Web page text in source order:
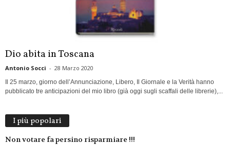
Dio abita in Toscana
Antonio Socci - 28 Marzo 2020
Il 25 marzo, giorno dell’Annunciazione, Libero, Il Giornale e la Verità hanno
pubblicato tre anticipazioni del mio libro (già oggi sugli scaffali delle librerie),...
I più popolari
Non votare fa persino risparmiare !!!